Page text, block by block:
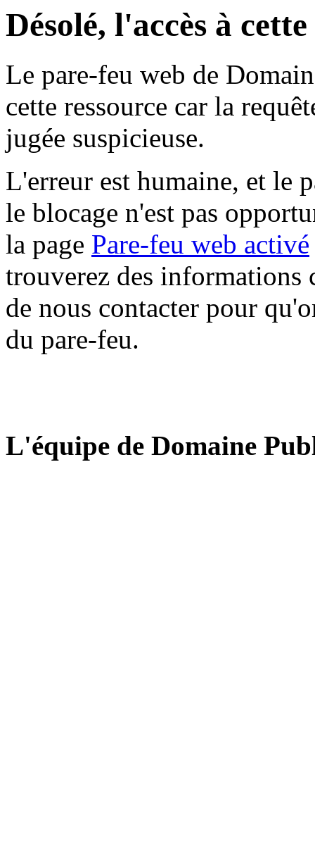
Désolé, l'accès à
Le pare-feu web de
cette ressource car la
jugée suspicieuse.
L'erreur est humaine, et le
le blocage n'est pas
la page Pare-feu web activé
trouverez des informations
de nous contacter pour
du pare-feu.
L'équipe de Domaine